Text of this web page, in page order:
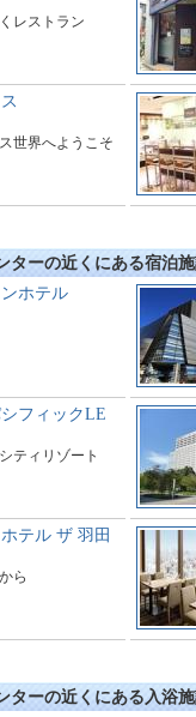
レストラン
世界へようこそ
ターの近くにある宿泊
ホテル
フィックLE
ティリゾート
テル ザ 羽田
ら
ターの近くにある入浴